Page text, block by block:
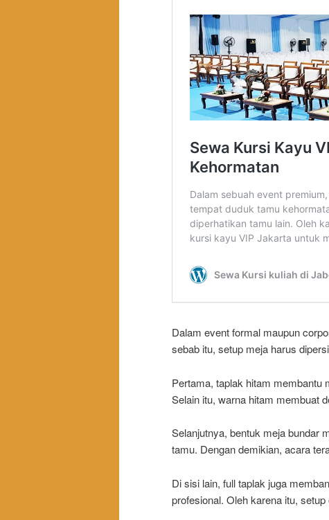
Dalam event formal maupun
sebab itu, setup meja harus
Pertama, taplak hitam membantu
Selain itu, warna hitam membuat
Selanjutnya, bentuk meja bundar
tamu. Dengan demikian, acara
Di sisi lain, full taplak juga
profesional. Oleh karena itu,